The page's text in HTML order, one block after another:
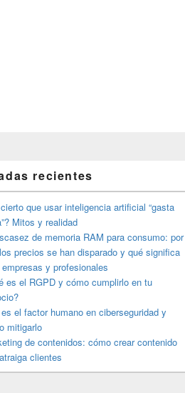
recientes
que usar inteligencia artificial “gasta
Mitos y realidad
de memoria RAM para consumo: por
precios se han disparado y qué significa
y profesionales
es el RGPD y cómo cumplirlo en tu
el factor humano en ciberseguridad y
mitigarlo
de contenidos: cómo crear contenido
clientes